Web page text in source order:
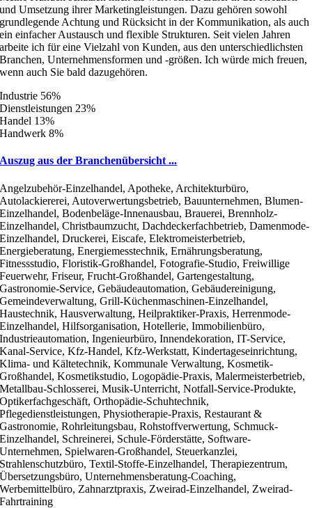
und Umsetzung ihrer Marketingleistungen. Dazu gehören sowohl
grundlegende Achtung und Rücksicht in der Kommunikation, als auch
ein einfacher Austausch und flexible Strukturen. Seit vielen Jahren
arbeite ich für eine Vielzahl von Kunden, aus den unterschiedlichsten
Branchen, Unternehmensformen und -größen. Ich würde mich freuen,
wenn auch Sie bald dazugehören.
Industrie 56%
Dienstleistungen 23%
Handel 13%
Handwerk 8%
Auszug aus der Branchenübersicht ...
Angelzubehör-Einzelhandel, Apotheke, Architekturbüro,
Autolackiererei, Autoverwertungsbetrieb, Bauunternehmen, Blumen-
Einzelhandel, Bodenbeläge-Innenausbau, Brauerei, Brennholz-
Einzelhandel, Christbaumzucht, Dachdeckerfachbetrieb, Damenmode-
Einzelhandel, Druckerei, Eiscafe, Elektromeisterbetrieb,
Energieberatung, Energiemesstechnik, Ernährungsberatung,
Fitnessstudio, Floristik-Großhandel, Fotografie-Studio, Freiwillige
Feuerwehr, Friseur, Frucht-Großhandel, Gartengestaltung,
Gastronomie-Service, Gebäudeautomation, Gebäudereinigung,
Gemeindeverwaltung, Grill-Küchenmaschinen-Einzelhandel,
Haustechnik, Hausverwaltung, Heilpraktiker-Praxis, Herrenmode-
Einzelhandel, Hilfsorganisation, Hotellerie, Immobilienbüro,
Industrieautomation, Ingenieurbüro, Innendekoration, IT-Service,
Kanal-Service, Kfz-Handel, Kfz-Werkstatt, Kindertageseinrichtung,
Klima- und Kältetechnik, Kommunale Verwaltung, Kosmetik-
Großhandel, Kosmetikstudio, Logopädie-Praxis, Malermeisterbetrieb,
Metallbau-Schlosserei, Musik-Unterricht, Notfall-Service-Produkte,
Optikerfachgeschäft, Orthopädie-Schuhtechnik,
Pflegedienstleistungen, Physiotherapie-Praxis, Restaurant &
Gastronomie, Rohrleitungsbau, Rohstoffverwertung, Schmuck-
Einzelhandel, Schreinerei, Schule-Förderstätte, Software-
Unternehmen, Spielwaren-Großhandel, Steuerkanzlei,
Strahlenschutzbüro, Textil-Stoffe-Einzelhandel, Therapiezentrum,
Übersetzungsbüro, Unternehmensberatung-Coaching,
Werbemittelbüro, Zahnarztpraxis, Zweirad-Einzelhandel, Zweirad-
Fahrtraining